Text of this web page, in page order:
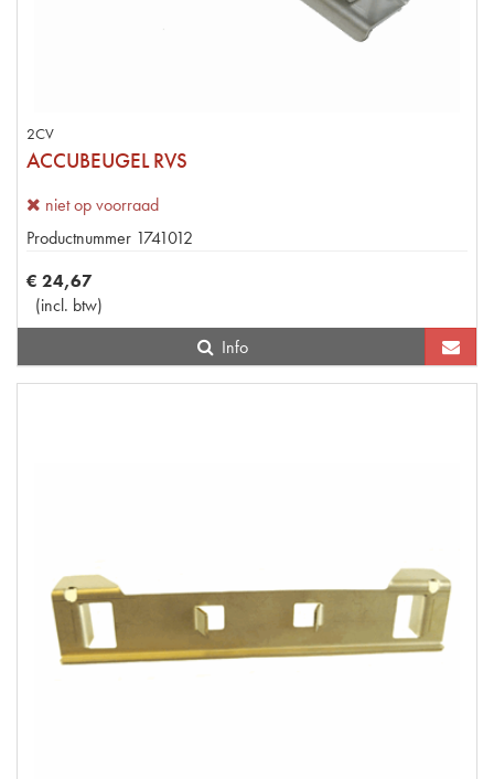
2CV
ACCUBEUGEL RVS
niet op voorraad
Productnummer 1741012
€ 24,67
(incl. btw)
Info